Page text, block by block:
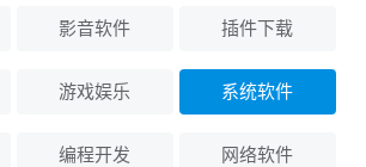
影音软件 插件下载
游戏娱乐 系统软件
编程开发 网络软件